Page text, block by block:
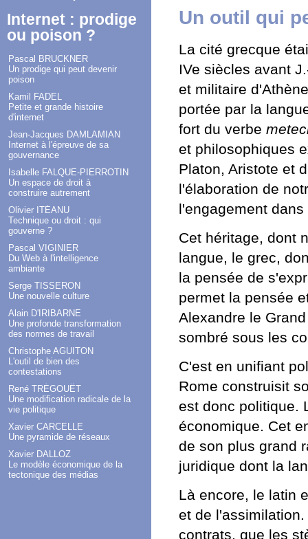
Internet : prodige
ou poison ?
Pascal BRUCKNER
Un prodige qui peut devenir
poison
Kamil FADEL
Petite et grande histoire
d'internet
Jean-Jacques DAMLAMIAN
Internet à l'épreuve de sa
gouvernance
Isabelle FALQUE-PIERROTIN
Un espace de droit à
construire autrement
Olivier ITÉANU
Technique ou droit : qui
gouverne ?
Pascal VIGINIER
Du Web à l'intelligence
ambiante
Serge TISSERON
Une nouvelle culture
Alain D'IRIBARNE
Une profonde transformation
des normes de travail
Christophe AGUITON
L'outil de bien des
contestations
René TRÉGOUËT
Une modification radicale de la
vie politique
Xavier CARCELLE
Une pyramide de réseaux
Xavier DALLOZ
Le modèle économique de la
tectonique des médias
Un outil qui
La cité grecque
IVe siècles avant
et militaire
portée par la
fort du verbe
et philosophiques
Platon, Aristote et
l'élaboration de
l'engagement
Cet héritage, dont
langue, le grec,
la pensée de
permet la pensée
Alexandre le
sombré sous les
C'est en unifiant
Rome construisit
est donc politique.
économique. Cet
de son plus grand
juridique dont la
Là encore, le latin
et de
contrats, que les